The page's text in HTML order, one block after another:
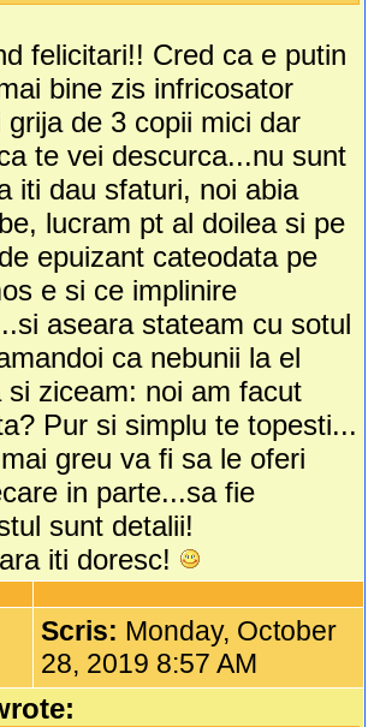
felicitari!! Cred ca e putin
bine zis infricosator
grija de 3 copii mici dar
te vei descurca...nu sunt
iti dau sfaturi, noi abia
lucram pt al doilea si pe
epuizant cateodata pe
e si ce implinire
aseara stateam cu sotul
ca nebunii la el
si ziceam: noi am facut
Pur si simplu te topesti...
greu va fi sa le oferi
in parte...sa fie
sunt detalii!
iti doresc!
Scris: Monday, October
28, 2019 8:57 AM